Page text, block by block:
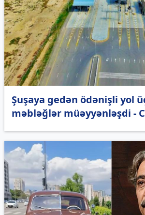
Şuşaya gedən ödənişli yol
məbləğlər müəyyənləşdi -